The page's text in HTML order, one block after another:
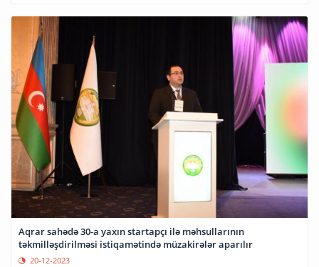
Aqrar sahədə 30-a yaxın startapçı ilə məhsullarının
təkmilləşdirilməsi istiqamətində müzakirələr aparılır
20-12-2023